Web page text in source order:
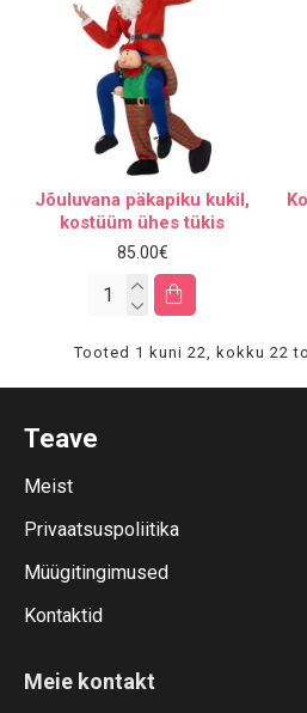
Jõuluvana päkapiku kukil,
kostüüm ühes tükis
85.00€
Tooted 1 kuni 22, kokku 22
Teave
Meist
Privaatsuspoliitika
Müügitingimused
Kontaktid
Meie kontakt